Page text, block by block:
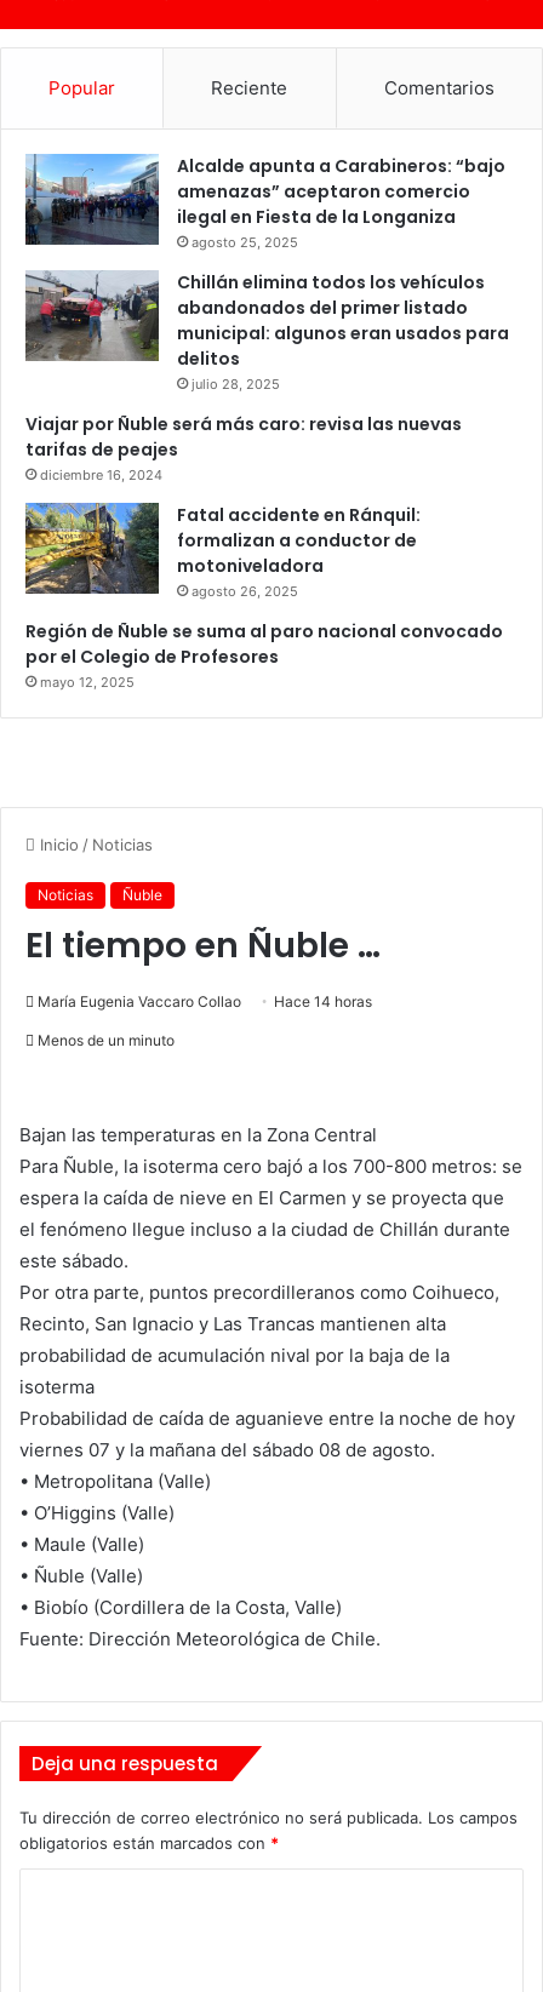
Popular Reciente Comentarios
Alcalde apunta a Carabineros: “bajo
amenazas” aceptaron comercio
ilegal en Fiesta de la Longaniza
agosto 25, 2025
Chillán elimina todos los vehículos
abandonados del primer listado
municipal: algunos eran usados para
delitos
julio 28, 2025
Viajar por Ñuble será más caro: revisa las nuevas
tarifas de peajes
diciembre 16, 2024
Fatal accidente en Ránquil:
formalizan a conductor de
motoniveladora
agosto 26, 2025
Región de Ñuble se suma al paro nacional convocado
por el Colegio de Profesores
mayo 12, 2025